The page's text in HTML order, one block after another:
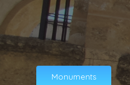
Monuments